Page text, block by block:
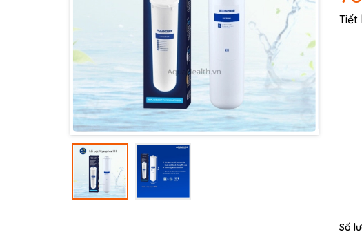
Tiết
Số
Ngày
Điều